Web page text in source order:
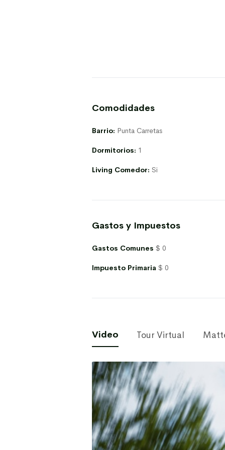
Comodidades
Barrio: Punta Carretas
Dormitorios: 1
Living Comedor: Si
Gastos y Impuestos
Gastos Comunes $ 0
Impuesto Primaria $ 0
Video Tour Virtual